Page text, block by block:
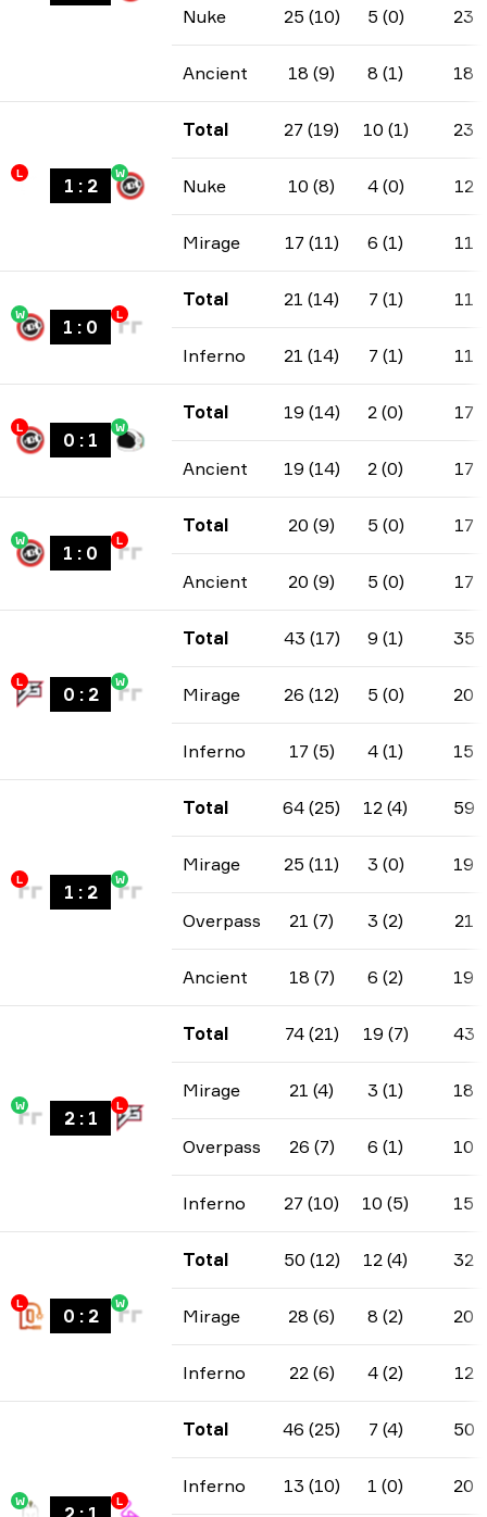
Nuke 25 (10) 5 (0) 23
Ancient 18 (9) 8 (1) 18
L
1 : 2
W
Total 27 (19) 10 (1) 23
Nuke 10 (8) 4 (0) 12
Mirage 17 (11) 6 (1) 11
W
1 : 0
L
Total 21 (14) 7 (1) 11
Inferno 21 (14) 7 (1) 11
L
0 : 1
W
Total 19 (14) 2 (0) 17
Ancient 19 (14) 2 (0) 17
W
1 : 0
L
Total 20 (9) 5 (0) 17
Ancient 20 (9) 5 (0) 17
L
0 : 2
W
Total 43 (17) 9 (1) 35
Mirage 26 (12) 5 (0) 20
Inferno 17 (5) 4 (1) 15
L
1 : 2
W
Total 64 (25) 12 (4) 59
Mirage 25 (11) 3 (0) 19
Overpass 21 (7) 3 (2) 21
Ancient 18 (7) 6 (2) 19
W
2: 1
L
Total 74 (21) 19 (7) 43
Mirage 21 (4) 3 (1) 18
Overpass 26 (7) 6 (1) 10
Inferno 27 (10) 10 (5) 15
L
0 : 2
W
Total 50 (12) 12 (4) 32
Mirage 28 (6) 8 (2) 20
Inferno 22 (6) 4 (2) 12
W L
Total 46 (25) 7 (4) 50
Inferno 13 (10) 1 (0) 20